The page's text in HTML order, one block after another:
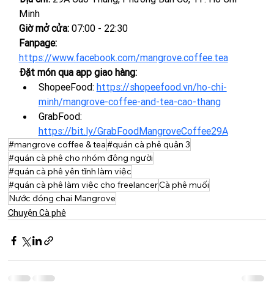
Minh
Giờ mở cửa: 07:00 - 22:30
Fanpage:
https://www.facebook.com/mangrove.coffee.tea
Đặt món qua app giao hàng:
ShopeeFood: https://shopeefood.vn/ho-chi-
minh/mangrove-coffee-and-tea-cao-thang
GrabFood:
https://bit.ly/GrabFoodMangroveCoffee29A
#mangrove coffee & tea#quán cà phê quận 3
#quán cà phê cho nhóm đông người
#quán cà phê yên tĩnh làm việc
#quán cà phê làm việc cho freelancerCà phê muối
Nước đóng chai Mangrove
Chuyện Cà phê